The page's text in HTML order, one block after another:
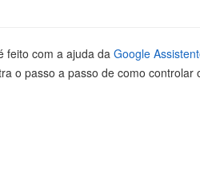
feito com a ajuda da Google
o passo a passo de como controlar